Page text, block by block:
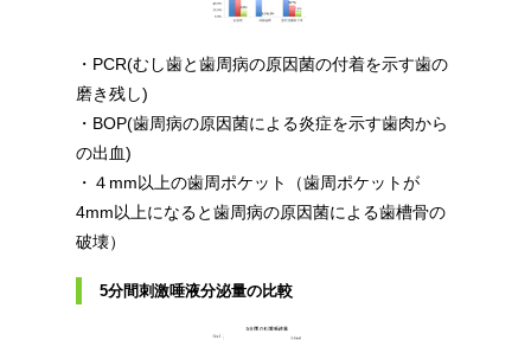
・PCR(むし歯と歯周病の原因菌の付着を示す歯の
磨き残し)
・BOP(歯周病の原因菌による炎症を示す歯肉から
の出血)
・４mm以上の歯周ポケット（歯周ポケットが
4mm以上になると歯周病の原因菌による歯槽骨の
破壊）
5分間刺激唾液分泌量の比較